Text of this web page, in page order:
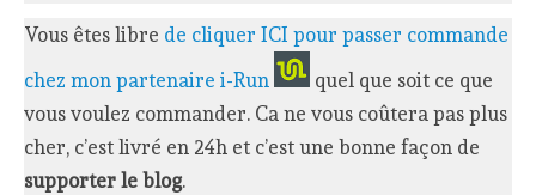
Vous êtes libre de cliquer ICI pour passer commande
chez mon partenaire i-Run
quel que soit ce que
vous voulez commander. Ca ne vous coûtera pas plus
cher, c’est livré en 24h et c’est une bonne façon de
supporter le blog.